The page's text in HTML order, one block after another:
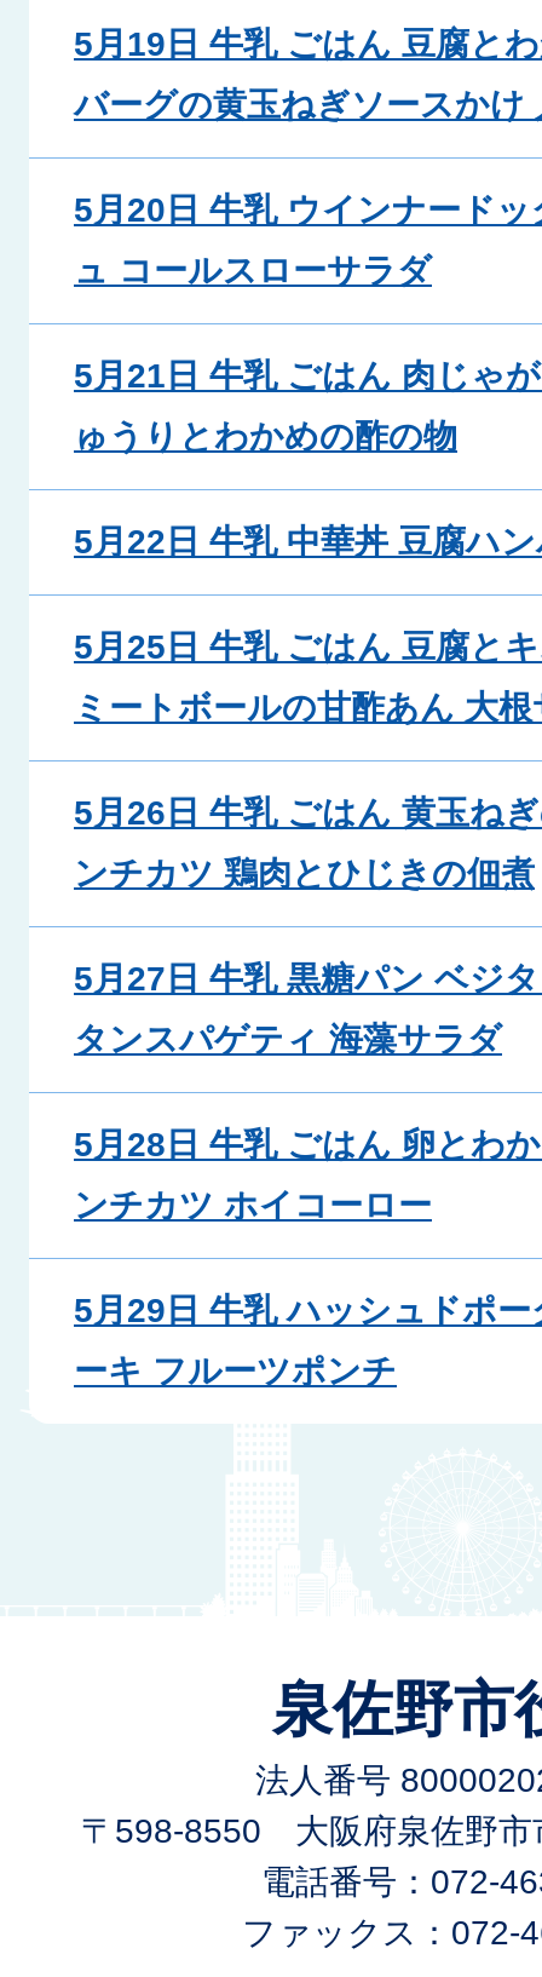
5月19日 牛乳 ごはん 豆腐と
バーグの黄玉ねぎソースかけ
5月20日 牛乳 ウインナード
ュ コールスローサラダ
5月21日 牛乳 ごはん 肉じゃ
ゅうりとわかめの酢の物
5月22日 牛乳 中華丼 豆腐ハ
5月25日 牛乳 ごはん 豆腐と
ミートボールの甘酢あん 大
5月26日 牛乳 ごはん 黄玉ね
ンチカツ 鶏肉とひじきの佃煮
5月27日 牛乳 黒糖パン ベジ
タンスパゲティ 海藻サラダ
5月28日 牛乳 ごはん 卵とわ
ンチカツ ホイコーロー
5月29日 牛乳 ハッシュドポ
ーキ フルーツポンチ
泉佐野市
法人番号
〒598-8550 大阪府泉佐野市
電話番号：072-
ファックス：072-